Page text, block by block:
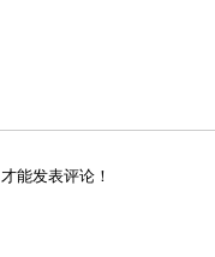
才能发表评论！